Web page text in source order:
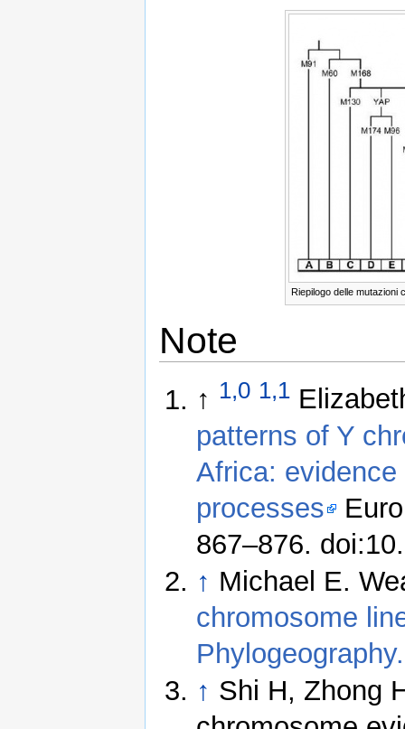
Riepilogo delle mutazioni
Note
↑ 1,0 1,1
patterns of Y
Africa:
processes
867–876.
↑ Michael E.
chromosome
Phylogeography.
↑ Shi H, Zhong